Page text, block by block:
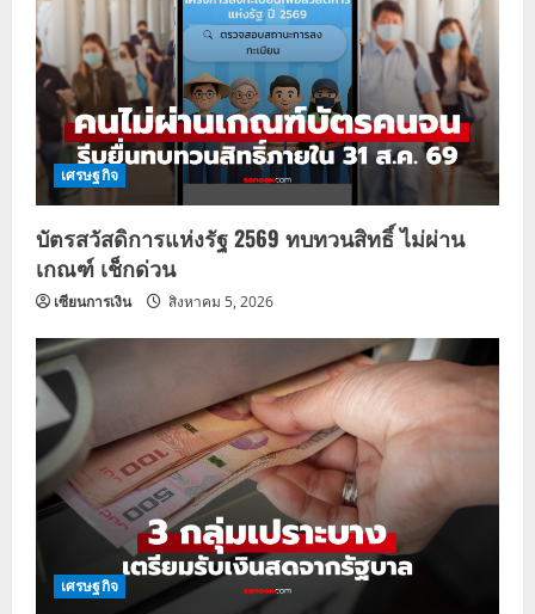
เศรษฐกิจ
บัตรสวัสดิการแห่งรัฐ 2569 ทบทวนสิทธิ์ ไม่ผ่าน
เกณฑ์ เช็กด่วน
เซียนการเงิน สิงหาคม 5, 2026
เศรษฐกิจ